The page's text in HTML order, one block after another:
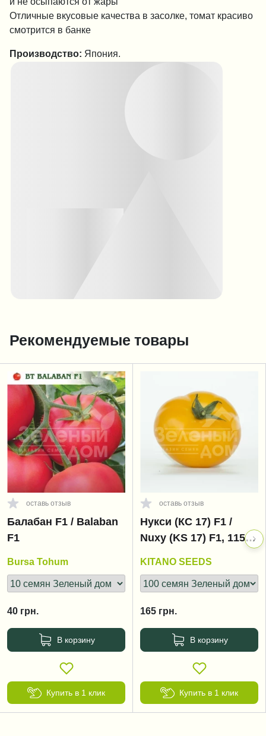
Отличные вкусовые качества в засолке, томат красиво
смотрится в банке
Производство: Япония.
Рекомендуемые товары
оставь отзыв
Балабан F1 / Balaban
F1
Bursa Tohum
40 грн.
В корзину
Купить в 1 клик
оставь отзыв
Нукси (КС 17) F1 /
Nuxy (KS 17) F1, 115-
KITANO SEEDS
165 грн.
В корзину
Купить в 1 клик